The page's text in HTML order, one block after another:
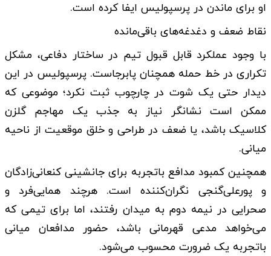
او برای ماندن در پرسپولیس ایفا کرده است.
نقاط ضعف و دغدغه‌های باقی‌مانده
با وجود عملکرد قابل قبول تیم در ساختار دفاعی، مشکل
تکراری در خط حمله همچنان پابرجاست. پرسپولیس در این
دیدار حتی یک شوت در چارچوب ثبت نکرد؛ موضوعی که
ممکن است نشانگر نیاز به جذب یک مهاجم گلزن
کلاسیک باشد، یا ضعف در طراحی و خلق موقعیت از ناحیه
میانی.
همچنین کمبود مدافع باتجربه برای جانشینی کنعانی‌زادگان
و پورعلی‌گنجی نگران‌کننده است. هرچند همایی‌فرد و
صحرایی در نیمه دوم به میدان رفتند، اما برای تیمی که
می‌خواهد مدعی قهرمانی باشد، حضور مدافعان میانی
باتجربه یک ضرورت محسوب می‌شود.